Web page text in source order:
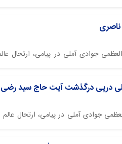
ناصری
جوادی آملی در پیامی، ارتحال
درپی درگذشت آیت حاج سید
جوادی آملی در پیامی، ارتحال عالم